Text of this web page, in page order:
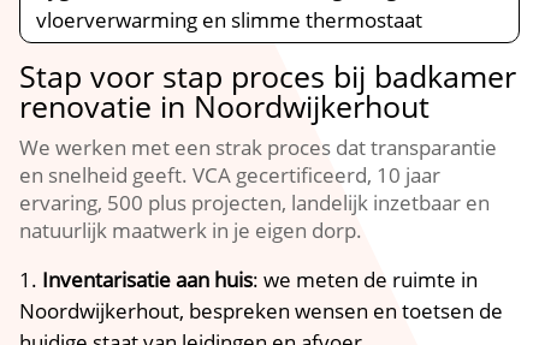
vloerverwarming en slimme thermostaat
Stap voor stap proces bij badkamer
renovatie in Noordwijkerhout
We werken met een strak proces dat transparantie
en snelheid geeft.​ VCA gecertificeerd, 10 jaar
ervaring, 500 plus projecten, landelijk inzetbaar en
natuurlijk maatwerk in je eigen dorp.​
Inventarisatie aan huis: we meten de ruimte in
Noordwijkerhout, bespreken wensen en toetsen de